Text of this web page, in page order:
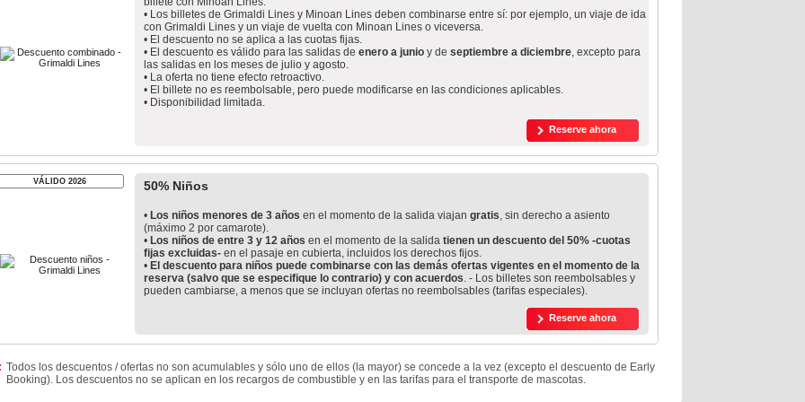
• Los billetes de Grimaldi Lines y Minoan Lines deben combinarse entre sí: por ejemplo, un viaje de ida
con Grimaldi Lines y un viaje de vuelta con Minoan Lines o viceversa.
• El descuento no se aplica a las cuotas fijas.
• El descuento es válido para las salidas deenero a junio y deseptiembre a diciembre, excepto para
las salidas en los meses de julio y agosto.
• La oferta no tiene efecto retroactivo.
• El billete no es reembolsable, pero puede modificarse en las condiciones aplicables.
• Disponibilidad limitada.
Reserve ahora
VÁLIDO 2026 50% Niños
• Los niños menores de 3 años en el momento de la salida viajangratis, sin derecho a asiento
(máximo 2 por camarote).
• Los niños de entre 3 y 12 años en el momento de la salidatienen un descuento del 50% -cuotas
fijas excluidas- en el pasaje en cubierta, incluidos los derechos fijos.
• El descuento para niños puede combinarse con las demás ofertas vigentes en el momento de la
reserva (salvo que se especifique lo contrario) y con acuerdos. - Los billetes son reembolsables y
pueden cambiarse, a menos que se incluyan ofertas no reembolsables (tarifas especiales).
Reserve ahora
Todos los descuentos / ofertas no son acumulables y sólo uno de ellos (la mayor) se concede a la vez (excepto el descuento de Early
Booking). Los descuentos no se aplican en los recargos de combustible y en las tarifas para el transporte de mascotas.